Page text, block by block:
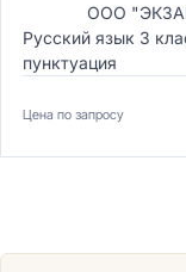
ООО
Русский язык 3
пунктуация
Цена по запросу